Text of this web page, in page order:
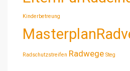
Kinderbetreung
Radschutzstreifen Radwege Steg